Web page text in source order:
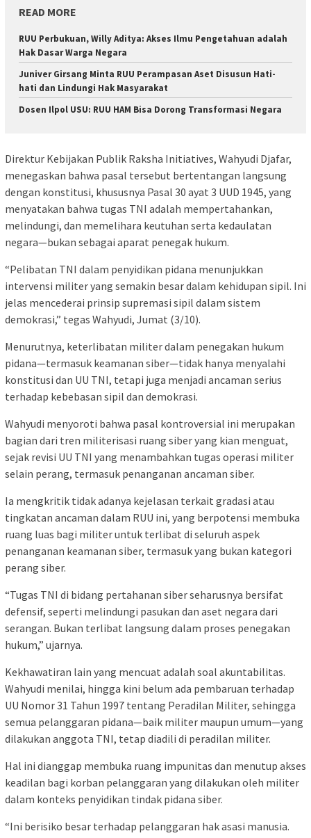
READ MORE
RUU Perbukuan, Willy Aditya: Akses Ilmu Pengetahuan adalah
Hak Dasar Warga Negara
Juniver Girsang Minta RUU Perampasan Aset Disusun Hati-
hati dan Lindungi Hak Masyarakat
Dosen Ilpol USU: RUU HAM Bisa Dorong Transformasi Negara
Direktur Kebijakan Publik Raksha Initiatives, Wahyudi Djafar,
menegaskan bahwa pasal tersebut bertentangan langsung
dengan konstitusi, khususnya Pasal 30 ayat 3 UUD 1945, yang
menyatakan bahwa tugas TNI adalah mempertahankan,
melindungi, dan memelihara keutuhan serta kedaulatan
negara—bukan sebagai aparat penegak hukum.
“Pelibatan TNI dalam penyidikan pidana menunjukkan
intervensi militer yang semakin besar dalam kehidupan sipil. Ini
jelas mencederai prinsip supremasi sipil dalam sistem
demokrasi,” tegas Wahyudi, Jumat (3/10).
Menurutnya, keterlibatan militer dalam penegakan hukum
pidana—termasuk keamanan siber—tidak hanya menyalahi
konstitusi dan UU TNI, tetapi juga menjadi ancaman serius
terhadap kebebasan sipil dan demokrasi.
Wahyudi menyoroti bahwa pasal kontroversial ini merupakan
bagian dari tren militerisasi ruang siber yang kian menguat,
sejak revisi UU TNI yang menambahkan tugas operasi militer
selain perang, termasuk penanganan ancaman siber.
Ia mengkritik tidak adanya kejelasan terkait gradasi atau
tingkatan ancaman dalam RUU ini, yang berpotensi membuka
ruang luas bagi militer untuk terlibat di seluruh aspek
penanganan keamanan siber, termasuk yang bukan kategori
perang siber.
“Tugas TNI di bidang pertahanan siber seharusnya bersifat
defensif, seperti melindungi pasukan dan aset negara dari
serangan. Bukan terlibat langsung dalam proses penegakan
hukum,” ujarnya.
Kekhawatiran lain yang mencuat adalah soal akuntabilitas.
Wahyudi menilai, hingga kini belum ada pembaruan terhadap
UU Nomor 31 Tahun 1997 tentang Peradilan Militer, sehingga
semua pelanggaran pidana—baik militer maupun umum—yang
dilakukan anggota TNI, tetap diadili di peradilan militer.
Hal ini dianggap membuka ruang impunitas dan menutup akses
keadilan bagi korban pelanggaran yang dilakukan oleh militer
dalam konteks penyidikan tindak pidana siber.
“Ini berisiko besar terhadap pelanggaran hak asasi manusia.